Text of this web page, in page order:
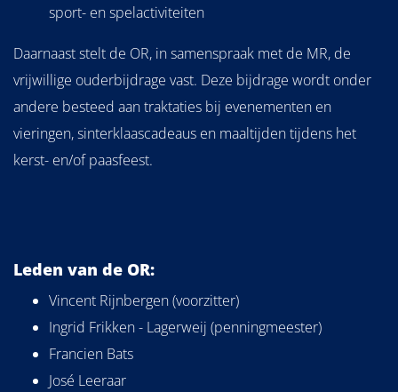
sport- en spelactiviteiten
Daarnaast stelt de OR, in samenspraak met de MR, de
vrijwillige ouderbijdrage vast. Deze bijdrage wordt onder
andere besteed aan traktaties bij evenementen en
vieringen, sinterklaascadeaus en maaltijden tijdens het
kerst- en/of paasfeest.
Leden van de OR:
Vincent Rijnbergen (voorzitter)
Ingrid Frikken - Lagerweij (penningmeester)
Francien Bats
José Leeraar